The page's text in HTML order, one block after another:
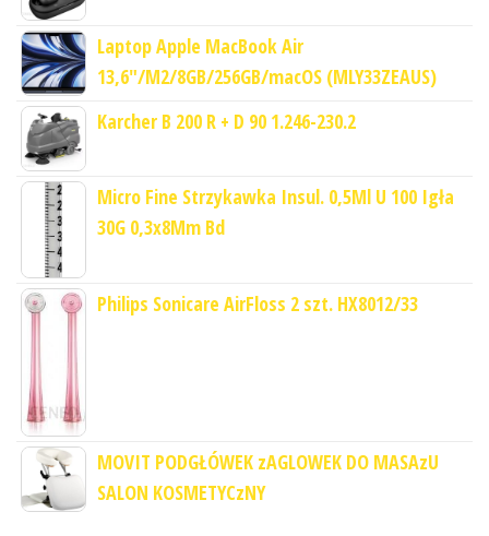
Laptop Apple MacBook Air
13,6"/M2/8GB/256GB/macOS (MLY33ZEAUS)
Karcher B 200 R + D 90 1.246-230.2
Micro Fine Strzykawka Insul. 0,5Ml U 100 Igła
30G 0,3x8Mm Bd
Philips Sonicare AirFloss 2 szt. HX8012/33
MOVIT PODGŁÓWEK zAGLOWEK DO MASAzU
SALON KOSMETYCzNY